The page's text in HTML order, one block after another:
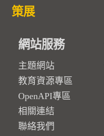
策展
網站服務
主題網站
教育資源專區
OpenAPI專區
相關連結
聯絡我們